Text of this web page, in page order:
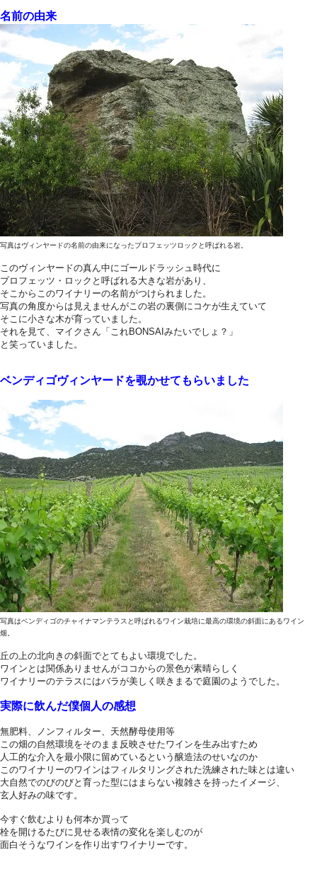
名前の由来
写真はヴィンヤードの名前の由来になったプロフェッツロックと呼ばれる岩。
このヴィンヤードの真ん中にゴールドラッシュ時代に
プロフェッツ・ロックと呼ばれる大きな岩があり、
そこからこのワイナリーの名前がつけられました。
写真の角度からは見えませんがこの岩の裏側にコケが生えていて
そこに小さな木が育っていました。
それを見て、マイクさん「これBONSAIみたいでしょ？」
と笑っていました。
ベンディゴヴィンヤードを覗かせてもらいました
写真はベンディゴのチャイナマンテラスと呼ばれるワイン栽培に最高の環境の斜面にあるワイン
畑。
丘の上の北向きの斜面でとてもよい環境でした。
ワインとは関係ありませんがココからの景色が素晴らしく
ワイナリーのテラスにはバラが美しく咲きまるで庭園のようでした。
実際に飲んだ僕個人の感想
無肥料、ノンフィルター、天然酵母使用等
この畑の自然環境をそのまま反映させたワインを生み出すため
人工的な介入を最小限に留めているという醸造法のせいなのか
このワイナリーのワインはフィルタリングされた洗練された味とは違い
大自然でのびのびと育った型にはまらない複雑さを持ったイメージ、
玄人好みの味です。
今すぐ飲むよりも何本か買って
栓を開けるたびに見せる表情の変化を楽しむのが
面白そうなワインを作り出すワイナリーです。